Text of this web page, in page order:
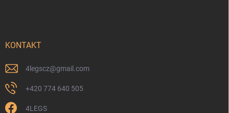
KONTAKT
4legscz@gmail.com
+420 774 640 505
4LEGS